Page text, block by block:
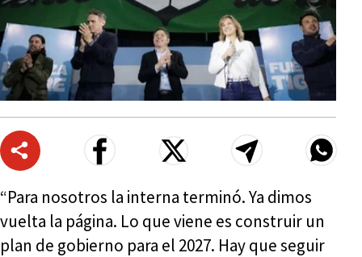
“Para nosotros la interna terminó. Ya dimos
vuelta la página. Lo que viene es construir un
plan de gobierno para el 2027. Hay que seguir